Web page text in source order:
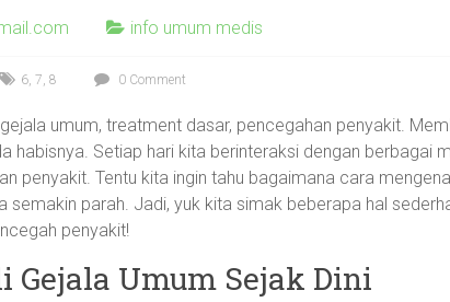
info umum medis
6, 7, 8 0 Comment
umum, treatment dasar, pencegahan penyakit.
habisnya. Setiap hari kita berinteraksi dengan berbagai
penyakit. Tentu kita ingin tahu bagaimana cara
semakin parah. Jadi, yuk kita simak beberapa hal
penyakit!
Gejala Umum Sejak Dini